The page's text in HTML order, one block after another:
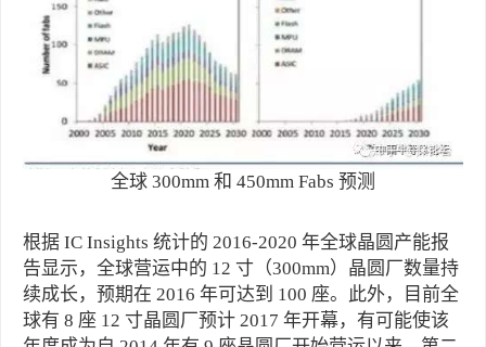
全球 300mm 和 450mm Fabs 预测
根据 IC Insights 统计的 2016-2020 年全球晶圆产能报
告显示，全球营运中的 12 寸（300mm）晶圆厂数量持
续成长，预期在 2016 年可达到 100 座。此外，目前全
球有 8 座 12 寸晶圆厂预计 2017 年开幕，有可能使该